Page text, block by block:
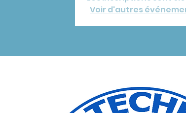
Voir d'autres